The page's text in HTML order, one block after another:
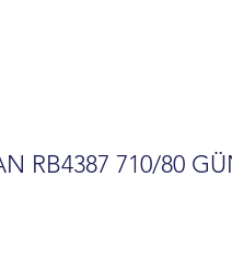
RB4387 710/80